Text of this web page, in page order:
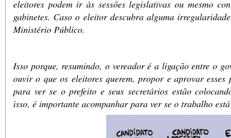
eleitores podem ir às sessões legislativas ou mesmo
gabinetes. Caso o eleitor descubra alguma
Ministério Público.
Isso porque, resumindo, o vereador é a ligação entre o
ouvir o que os eleitores querem, propor e aprovar
para ver se o prefeito e seus secretários estão
isso, é importante acompanhar para ver se o trabalho